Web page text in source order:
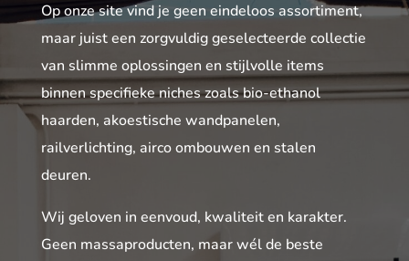
Op onze site vind je geen eindeloos assortiment,
maar juist een zorgvuldig geselecteerde collectie
van slimme oplossingen en stijlvolle items
binnen specifieke niches zoals bio-ethanol
haarden, akoestische wandpanelen,
railverlichting, airco ombouwen en stalen
deuren.
Wij geloven in eenvoud, kwaliteit en karakter.
Geen massaproducten, maar wél de beste